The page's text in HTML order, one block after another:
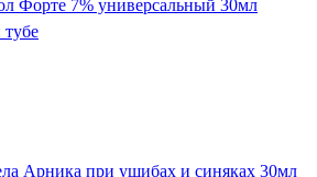
Форте 7% универсальный 30мл